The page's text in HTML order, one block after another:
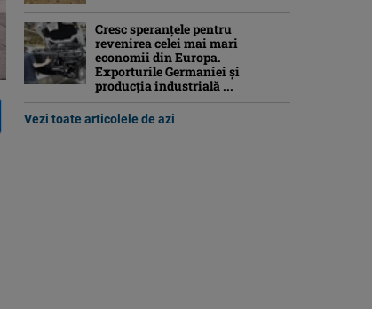
Cresc speranțele pentru
revenirea celei mai mari
economii din Europa.
Exporturile Germaniei și
producția industrială ...
Vezi toate articolele de azi